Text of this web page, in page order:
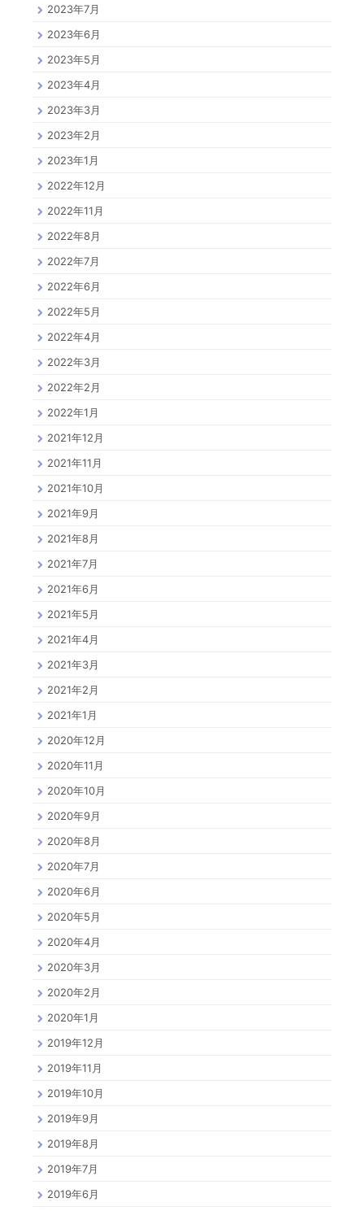
2023年7月
2023年6月
2023年5月
2023年4月
2023年3月
2023年2月
2023年1月
2022年12月
2022年11月
2022年8月
2022年7月
2022年6月
2022年5月
2022年4月
2022年3月
2022年2月
2022年1月
2021年12月
2021年11月
2021年10月
2021年9月
2021年8月
2021年7月
2021年6月
2021年5月
2021年4月
2021年3月
2021年2月
2021年1月
2020年12月
2020年11月
2020年10月
2020年9月
2020年8月
2020年7月
2020年6月
2020年5月
2020年4月
2020年3月
2020年2月
2020年1月
2019年12月
2019年11月
2019年10月
2019年9月
2019年8月
2019年7月
2019年6月